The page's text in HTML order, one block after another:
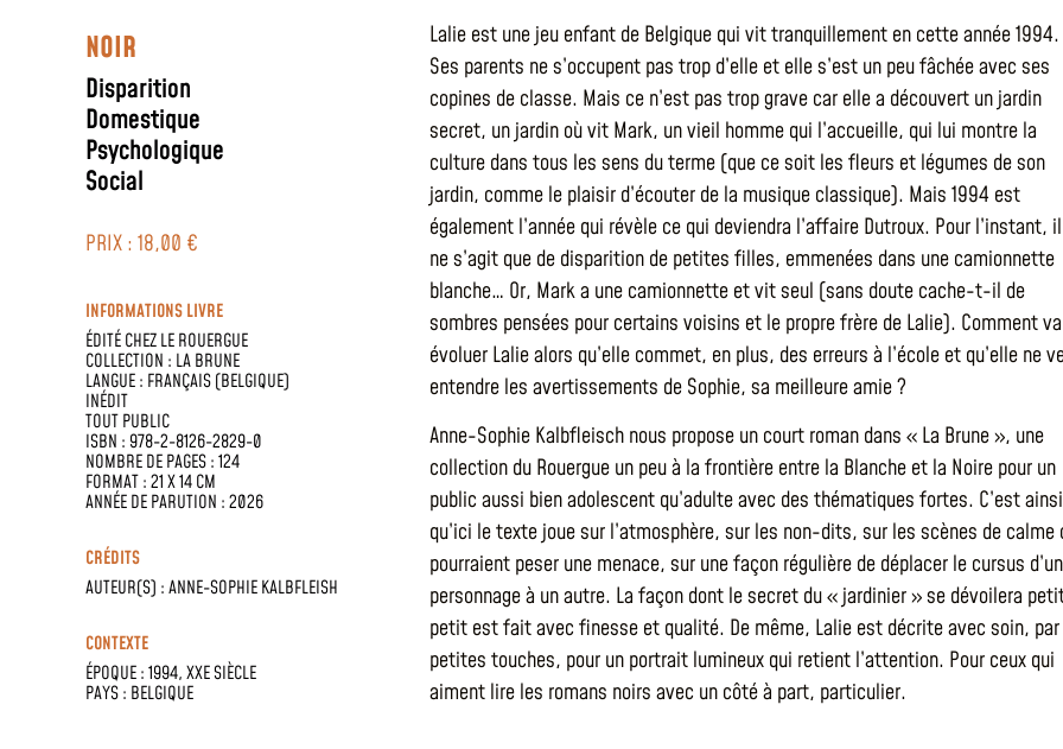
NOIR
Disparition
Domestique
Psychologique
Social
PRIX : 18,00 €
INFORMATIONS LIVRE
ÉDITÉ CHEZLE ROUERGUE
COLLECTION : LA BRUNE
LANGUE : FRANÇAIS (BELGIQUE)
INÉDIT
TOUT PUBLIC
ISBN : 978-2-8126-2829-0
NOMBRE DE PAGES : 124
FORMAT : 21 X 14 CM
ANNÉE DE PARUTION : 2026
CRÉDITS
AUTEUR(S) :ANNE-SOPHIE KALBFLEISH
CONTEXTE
ÉPOQUE :1994,XXE SIÈCLE
PAYS : BELGIQUE
Lalie est une jeu enfant de Belgique qui vit tranquillement en cette année 1994.
Ses parents ne s’occupent pas trop d’elle et elle s’est un peu fâchée avec ses
copines de classe. Mais ce n’est pas trop grave car elle a découvert un jardin
secret, un jardin où vit Mark, un vieil homme qui l’accueille, qui lui montre la
culture dans tous les sens du terme (que ce soit les fleurs et légumes de son
jardin, comme le plaisir d’écouter de la musique classique). Mais 1994 est
également l’année qui révèle ce qui deviendra l’affaire Dutroux. Pour l’instant, il
ne s’agit que de disparition de petites filles, emmenées dans une camionnette
blanche… Or, Mark a une camionnette et vit seul (sans doute cache-t-il de
sombres pensées pour certains voisins et le propre frère de Lalie). Comment va
évoluer Lalie alors qu’elle commet, en plus, des erreurs à l’école et qu’elle ne
entendre les avertissements de Sophie, sa meilleure amie ?
Anne-Sophie Kalbfleisch nous propose un court roman dans « La Brune », une
collection du Rouergue un peu à la frontière entre la Blanche et la Noire pour un
public aussi bien adolescent qu’adulte avec des thématiques fortes. C’est ainsi
qu’ici le texte joue sur l’atmosphère, sur les non-dits, sur les scènes de calme
pourraient peser une menace, sur une façon régulière de déplacer le cursus d’un
personnage à un autre. La façon dont le secret du « jardinier » se dévoilera
petit est fait avec finesse et qualité. De même, Lalie est décrite avec soin, par
petites touches, pour un portrait lumineux qui retient l’attention. Pour ceux qui
aiment lire les romans noirs avec un côté à part, particulier.